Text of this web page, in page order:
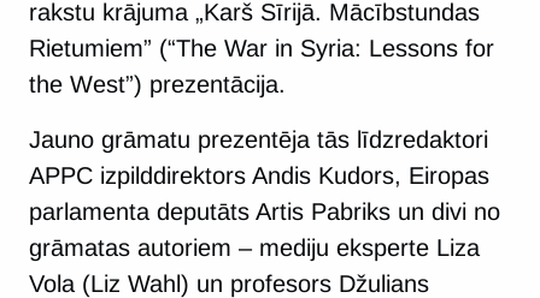
rakstu krājuma „Karš Sīrijā. Mācībstundas
Rietumiem” (“The War in Syria: Lessons for
the West”) prezentācija.
Jauno grāmatu prezentēja tās līdzredaktori
APPC izpilddirektors Andis Kudors, Eiropas
parlamenta deputāts Artis Pabriks un divi no
grāmatas autoriem – mediju eksperte Liza
Vola (Liz Wahl) un profesors Džulians